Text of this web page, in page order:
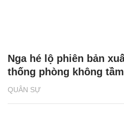
QUÂN SỰ
Nga hé lộ phiên bản
thống phòng không